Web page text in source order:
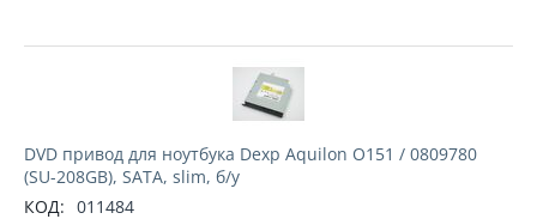
DVD привод для ноутбука Dexp Aquilon O151 / 0809780
(SU-208GB), SATA, slim, б/у
КОД: 011484